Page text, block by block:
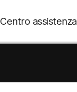
Centro assistenza